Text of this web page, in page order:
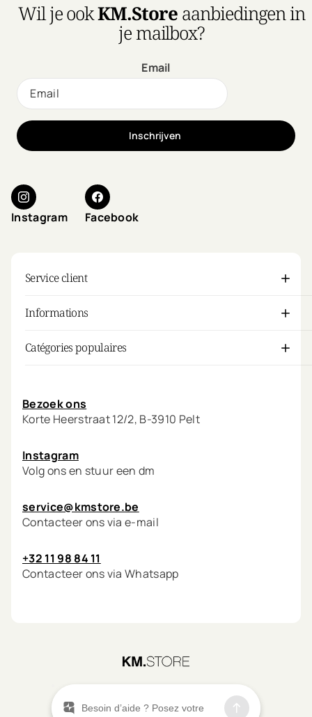
Wil je ookKM.Storeaanbiedingen in
je mailbox?
Email
Inschrijven
Instagram Facebook
Service client
Informations
Catégories populaires
Bezoek ons
Korte Heerstraat 12/2, B-3910 Pelt
Instagram
Volg ons en stuur een dm
service@kmstore.be
Contacteer ons via e-mail
+32 11 98 84 11
Contacteer ons via Whatsapp